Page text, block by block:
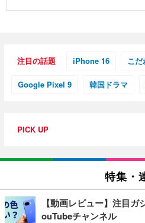
注目の話題 iPhone 16 こ
Google Pixel 9 韓国ドラマ
PICK UP
特集・
【動画レビュー】注目
ouTubeチャンネル